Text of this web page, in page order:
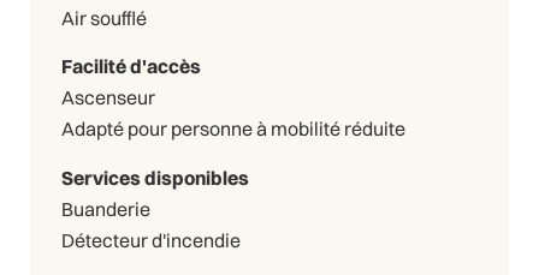
Air soufflé
Facilité d'accès
Ascenseur
Adapté pour personne à mobilité réduite
Services disponibles
Buanderie
Détecteur d'incendie